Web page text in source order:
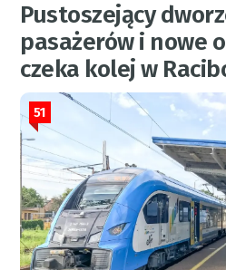
Pustoszejący
pasażerów i nowe
czeka kolej w
51